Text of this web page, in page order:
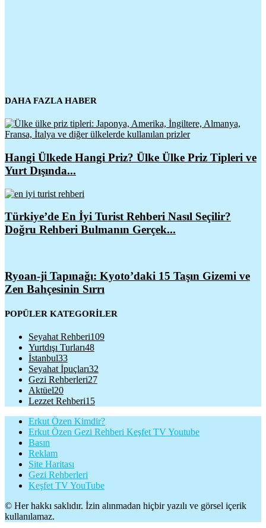
DAHA FAZLA HABER
Hangi Ülkede Hangi Priz? Ülke Ülke Priz Tipleri ve
Yurt Dışında...
Türkiye’de En İyi Turist Rehberi Nasıl Seçilir?
Doğru Rehberi Bulmanın Gerçek...
Ryoan-ji Tapınağı: Kyoto’daki 15 Taşın Gizemi ve
Zen Bahçesinin Sırrı
POPÜLER KATEGORİLER
Seyahat Rehberi109
Yurtdışı Turları48
İstanbul33
Seyahat İpuçları32
Gezi Rehberleri27
Aktüel20
Lezzet Rehberi15
Erkut Özen Kimdir?
Erkut Özen Gezi Rehberi Keşfet TV Youtube
Basın
Reklam
Site Haritası
Gezi Rehberleri
Keşfet TV YouTube
© Her hakkı saklıdır. İzin alınmadan hiçbir yazılı ve görsel içerik
kullanılamaz.